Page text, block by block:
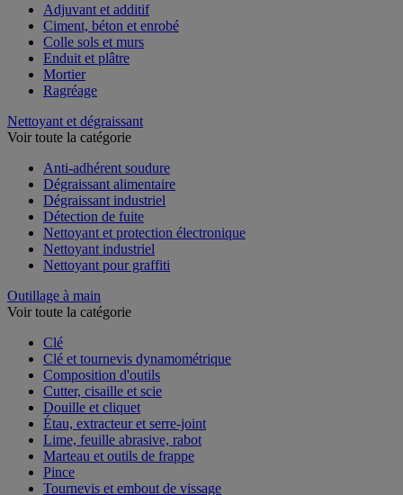
Adjuvant et additif
Ciment, béton et enrobé
Colle sols et murs
Enduit et plâtre
Mortier
Ragréage
Nettoyant et dégraissant
Voir toute la catégorie
Anti-adhérent soudure
Dégraissant alimentaire
Dégraissant industriel
Détection de fuite
Nettoyant et protection électronique
Nettoyant industriel
Nettoyant pour graffiti
Outillage à main
Voir toute la catégorie
Clé
Clé et tournevis dynamométrique
Composition d'outils
Cutter, cisaille et scie
Douille et cliquet
Étau, extracteur et serre-joint
Lime, feuille abrasive, rabot
Marteau et outils de frappe
Pince
Tournevis et embout de vissage